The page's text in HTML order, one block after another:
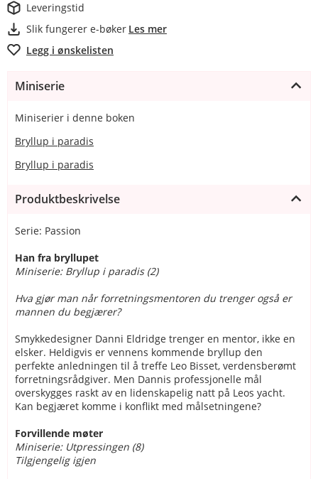
Leveringstid
Slik fungerer e-bøker Les mer
Legg i ønskelisten
Miniserie
Miniserier i denne boken
Bryllup i paradis
Bryllup i paradis
Produktbeskrivelse
Serie: Passion
Han fra bryllupet
Miniserie: Bryllup i paradis (2)
Hva gjør man når forretningsmentoren du trenger også er
mannen du begjærer?
Smykkedesigner Danni Eldridge trenger en mentor, ikke en
elsker. Heldigvis er vennens kommende bryllup den
perfekte anledningen til å treffe Leo Bisset, verdensberømt
forretningsrådgiver. Men Dannis professjonelle mål
overskygges raskt av en lidenskapelig natt på Leos yacht.
Kan begjæret komme i konflikt med målsetningene?
Forvillende møter
Miniserie: Utpressingen (8)
Tilgjengelig igjen